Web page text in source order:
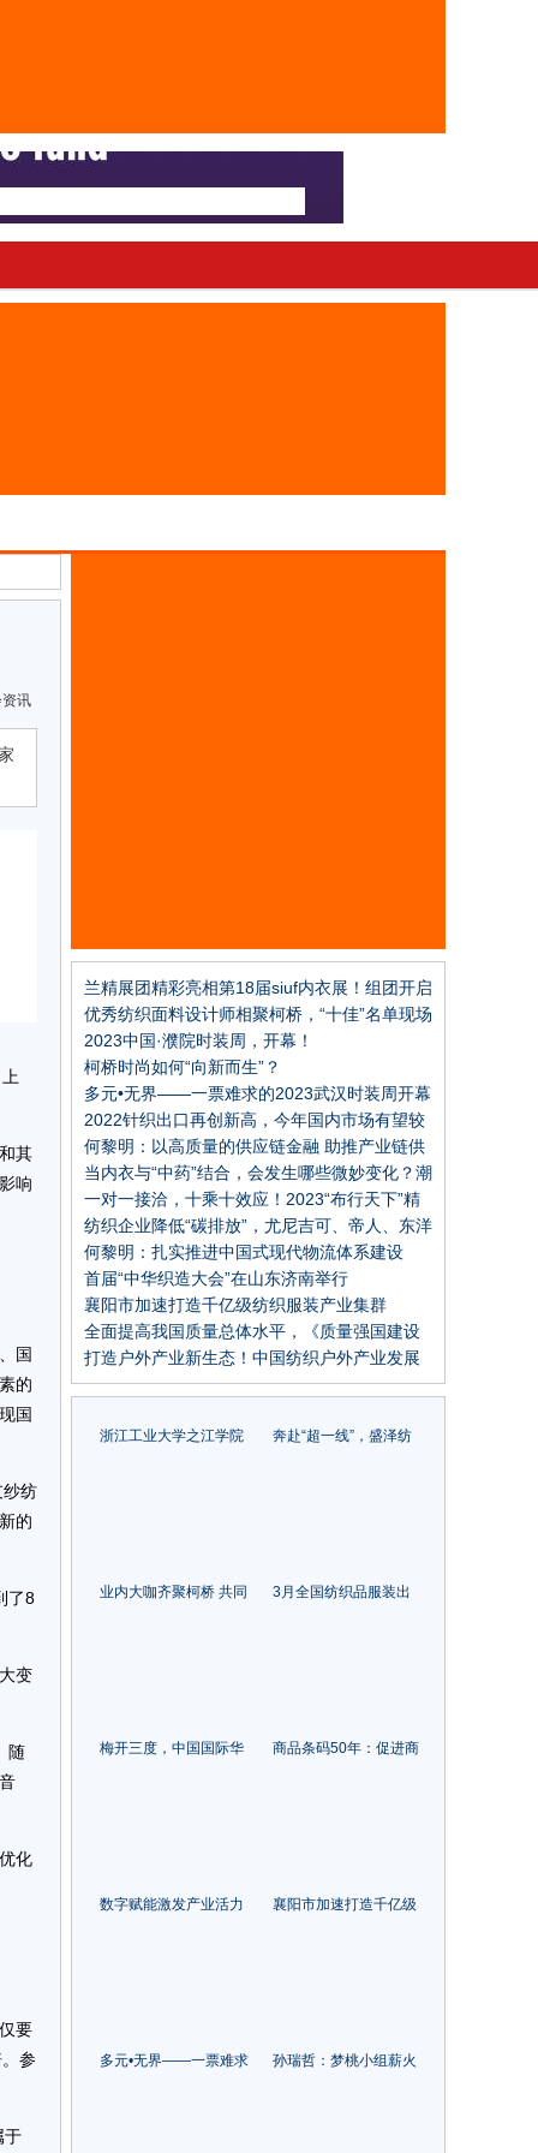
资讯
其
响
国
的
国
纺
的
了8
变
随
化
要
参
于
兰精展团精彩亮相第18届siuf内衣展！组团开启
亲肤柔软新里程
优秀纺织面料设计师相聚柯桥，“十佳”名单现场
揭晓
2023中国·濮院时装周，开幕！
柯桥时尚如何“向新而生”？
多元•无界——一票难求的2023武汉时装周开幕
2022针织出口再创新高，今年国内市场有望较
快增长
何黎明：以高质量的供应链金融 助推产业链供
应链高质量发展
当内衣与“中药”结合，会发生哪些微妙变化？潮
汕服博会侧记
一对一接洽，十乘十效应！2023“布行天下”精
准对接会成功举办
纺织企业降低“碳排放”，尤尼吉可、帝人、东洋
纺等这些日本企业的经验可以借鉴
何黎明：扎实推进中国式现代物流体系建设
首届“中华织造大会”在山东济南举行
襄阳市加速打造千亿级纺织服装产业集群
全面提高我国质量总体水平，《质量强国建设
纲要》发布
打造户外产业新生态！中国纺织户外产业发展
大会在信阳举办!
浙江工业大学之江学院
奔赴“超一线”，盛泽纺
业内大咖齐聚柯桥 共同
3月全国纺织品服装出
梅开三度，中国国际华
商品条码50年：促进商
数字赋能激发产业活力
襄阳市加速打造千亿级
多元•无界——一票难求
孙瑞哲：梦桃小组薪火